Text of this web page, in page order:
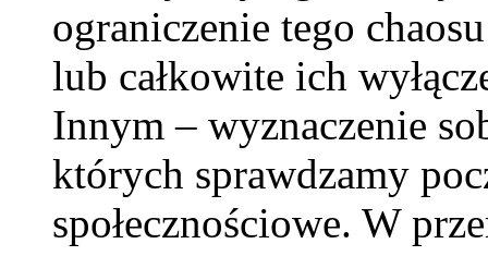
ograniczenie tego
lub całkowite ich
Innym – wyznaczenie
których sprawdzamy
społecznościowe. W